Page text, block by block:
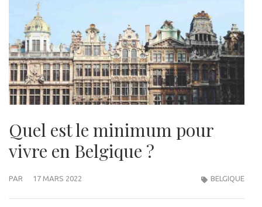
Quel est le minimum pour
vivre en Belgique ?
PAR 17 MARS 2022 BELGIQUE